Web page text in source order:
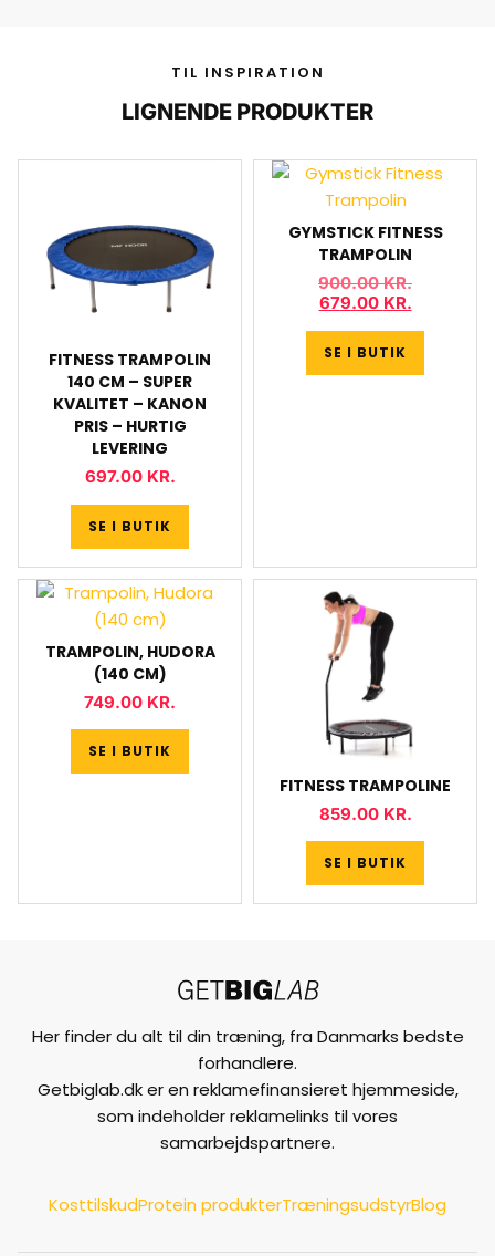
TIL INSPIRATION
LIGNENDE PRODUKTER
FITNESS TRAMPOLIN
140 CM – SUPER
KVALITET – KANON
PRIS – HURTIG
LEVERING
697.00 KR.
SE I BUTIK
GYMSTICK FITNESS
TRAMPOLIN
900.00KR.
679.00 KR.
SE I BUTIK
TRAMPOLIN, HUDORA
(140 CM)
749.00 KR.
SE I BUTIK
FITNESS TRAMPOLINE
859.00 KR.
SE I BUTIK
Her finder du alt til din træning, fra Danmarks bedste
forhandlere.
Getbiglab.dk er en reklamefinansieret hjemmeside,
som indeholder reklamelinks til vores
samarbejdspartnere.
KosttilskudProtein produkterTræningsudstyrBlog